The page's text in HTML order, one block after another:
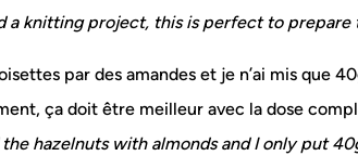
a knitting project, this is perfect to prepare
par des amandes et je n’ai mis que
ça doit être meilleur avec la dose
hazelnuts with almonds and I only put